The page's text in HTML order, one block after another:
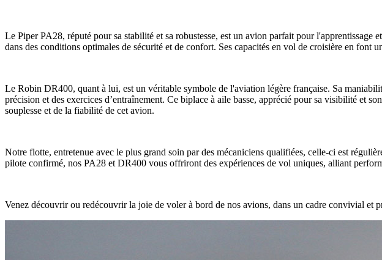
Le Piper PA28, réputé pour sa stabilité et sa robustesse, est un avion parfait pour
dans des conditions optimales de sécurité et de confort. Ses capacités en vol de croisière en
Le Robin DR400, quant à lui, est un véritable symbole de l'aviation légère française. Sa
précision et des exercices d’entraînement. Ce biplace à aile basse, apprécié pour sa visibilité et
souplesse et de la fiabilité de cet avion.
Notre flotte, entretenue avec le plus grand soin par des mécaniciens qualifiées, celle-ci est
pilote confirmé, nos PA28 et DR400 vous offriront des expériences de vol uniques, alliant
Venez découvrir ou redécouvrir la joie de voler à bord de nos avions, dans un cadre convivial et